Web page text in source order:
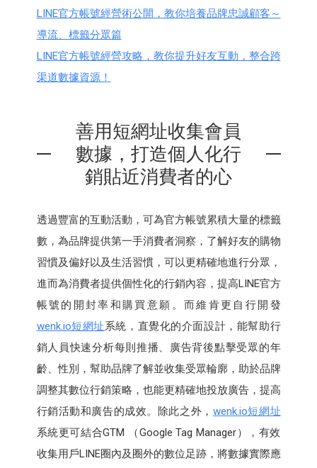
LINE官方帳號經營術公開，教你培養品牌忠誠顧客～
導流、標籤分眾篇
LINE官方帳號經營攻略，教你提升好友互動，整合跨
渠道數據資源！
善用短網址收集會員
數據，打造個人化行
銷貼近消費者的心
透過豐富的互動活動，可為官方帳號累積大量的標籤
數，為品牌提供第一手消費者洞察，了解好友的購物
習慣及偏好以及生活習慣，可以更精確地進行分眾，
進而為消費者提供個性化的行銷內容，提高LINE官方
帳號的開封率和購買意願。而維肯更自行開發
wenk.io短網址系統，直覺化的介面設計，能幫助行
銷人員快速分析每則推播、廣告背後點擊受眾的年
齡、性別，幫助品牌了解並收集受眾輪廓，助於品牌
調整其數位行銷策略，也能更精確地投放廣告，提高
行銷活動和廣告的成效。除此之外， wenk.io短網址
系統更可結合GTM （Google Tag Manager），有效
收集用戶LINE圈內及圈外的數位足跡，將數據實際應